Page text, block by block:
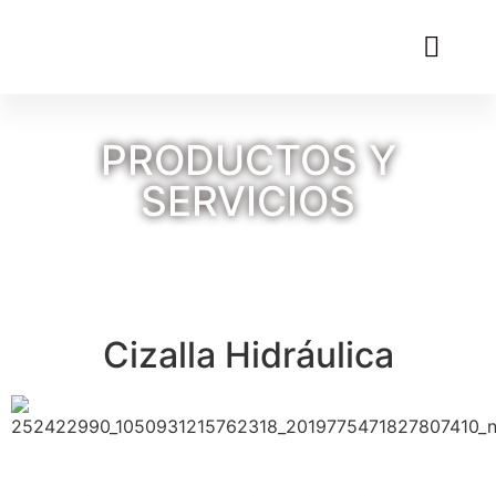
PRODUCTOS Y
SERVICIOS
Cizalla Hidráulica